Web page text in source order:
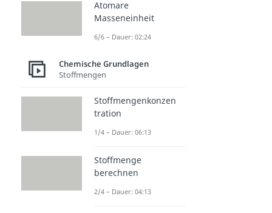
Atomare
Masseneinheit
6/6 – Dauer: 02:24
Chemische Grundlagen
Stoffmengen
Stoffmengenkonzen
tration
1/4 – Dauer: 06:13
Stoffmenge
berechnen
2/4 – Dauer: 04:13